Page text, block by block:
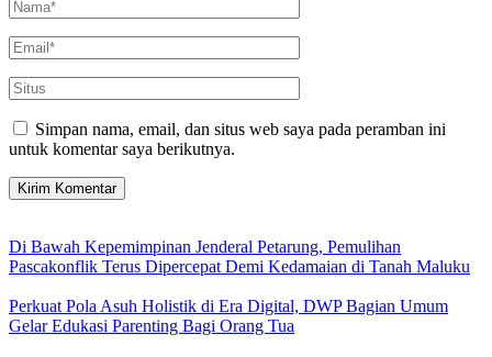
Simpan nama, email, dan situs web saya pada peramban ini
untuk komentar saya berikutnya.
Di Bawah Kepemimpinan Jenderal Petarung, Pemulihan
Pascakonflik Terus Dipercepat Demi Kedamaian di Tanah Maluku
Perkuat Pola Asuh Holistik di Era Digital, DWP Bagian Umum
Gelar Edukasi Parenting Bagi Orang Tua